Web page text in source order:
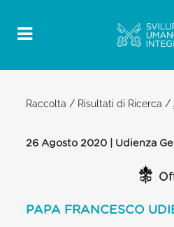
Raccolta / Risultati di Ricerca /
26 Agosto 2020 | Udienza
PAPA FRANCESCO